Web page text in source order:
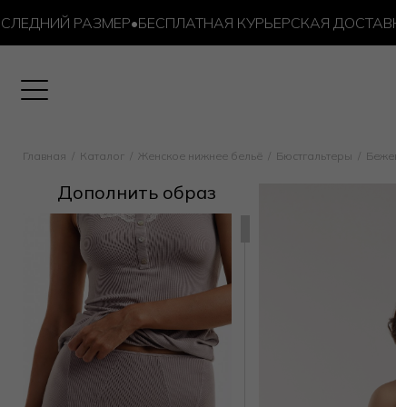
РАЗМЕР•БЕСПЛАТНАЯ КУРЬЕРСКАЯ ДОСТАВКА
Главная Каталог Женское нижнее бельё Бюстгальтеры
Дополнить образ